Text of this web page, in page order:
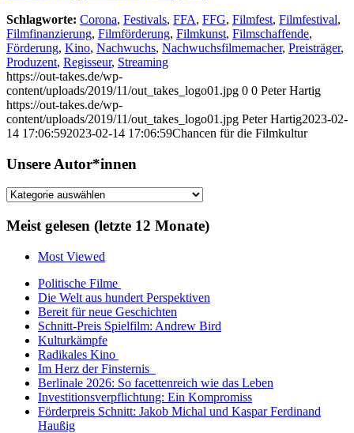
Schlagworte: Corona, Festivals, FFA, FFG, Filmfest, Filmfestival,
Filmfinanzierung, Filmförderung, Filmkunst, Filmschaffende,
Förderung, Kino, Nachwuchs, Nachwuchsfilmemacher, Preisträger,
Produzent, Regisseur, Streaming
https://out-takes.de/wp-
content/uploads/2019/11/out_takes_logo01.jpg 0 0 Peter Hartig
https://out-takes.de/wp-
content/uploads/2019/11/out_takes_logo01.jpg Peter Hartig2023-02-
14 17:06:592023-02-14 17:06:59Chancen für die Filmkultur
Unsere Autor*innen
Unsere
Meist gelesen (letzte 12 Monate)
Most Viewed
Politische Filme
Die Welt aus hundert Perspektiven
Bereit für neue Geschichten
Schnitt-Preis Spielfilm: Andrew Bird
Kulturkämpfe
Radikales Kino
Im Herz der Finsternis
Berlinale 2026: So facettenreich wie das Leben
Investitionsverpflichtung: Ein Kompromiss
Förderpreis Schnitt: Jakob Michal und Kaspar Ferdinand
Haußig